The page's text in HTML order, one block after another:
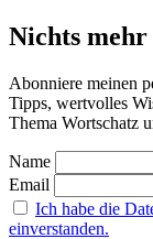
Nichts mehr
Abonniere meinen
Tipps, wertvolles
Thema Wortschatz
Name
Email
Ich habe die
einverstanden.